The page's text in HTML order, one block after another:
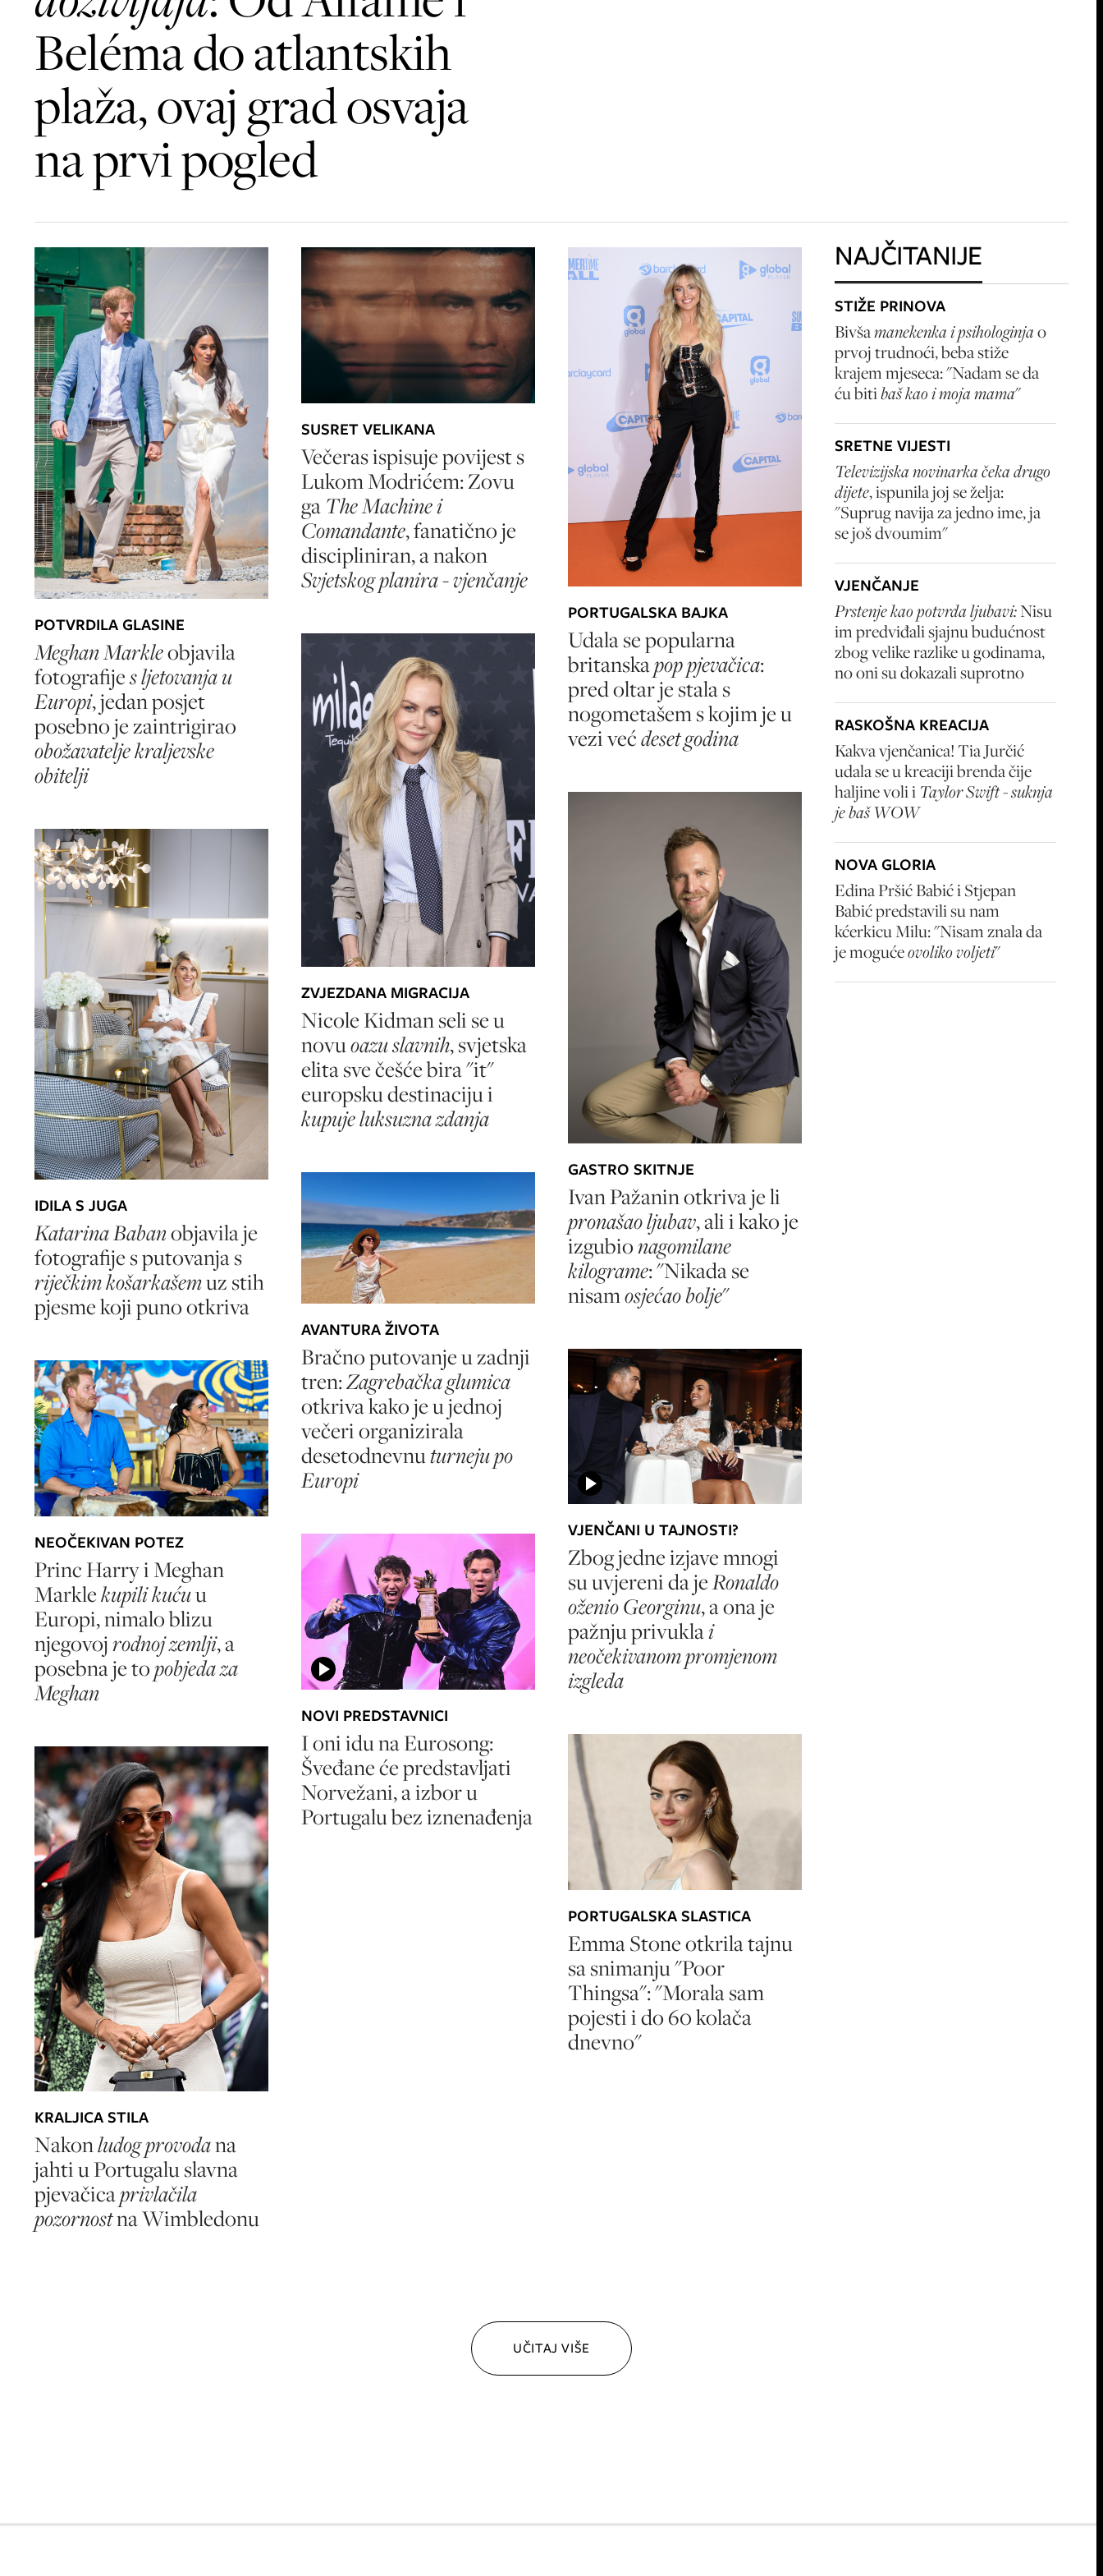
Beléma do atlantskih
plaža, ovaj grad osvaja
na prvi pogled
POTVRDILA GLASINE
Meghan Markleobjavila
fotografijes ljetovanja u
Europi, jedan posjet
posebno je zaintrigirao
obožavatelje kraljevske
obitelji
IDILA S JUGA
Katarina Babanobjavila je
fotografije s putovanja s
riječkim košarkašemuz stih
pjesme koji puno otkriva
NEOČEKIVAN POTEZ
Princ Harry i Meghan
Marklekupili kućuu
Europi, nimalo blizu
njegovojrodnoj zemlji, a
posebna je topobjeda za
Meghan
KRALJICA STILA
Nakonludog provodana
jahti u Portugalu slavna
pjevačicaprivlačila
pozornostna Wimbledonu
SUSRET VELIKANA
Večeras ispisuje povijest s
Lukom Modrićem: Zovu
ga The Machine i
Comandante, fanatično je
discipliniran, a nakon
Svjetskog planira - vjenčanje
ZVJEZDANA MIGRACIJA
Nicole Kidman seli se u
novuoazu slavnih, svjetska
elita sve češće bira "it"
europsku destinaciju i
kupuje luksuzna zdanja
AVANTURA ŽIVOTA
Bračno putovanje u zadnji
tren:Zagrebačka glumica
otkriva kako je u jednoj
večeri organizirala
desetodnevnuturneju po
Europi
NOVI PREDSTAVNICI
I oni idu na Eurosong:
Šveđane će predstavljati
Norvežani, a izbor u
Portugalu bez iznenađenja
PORTUGALSKA BAJKA
Udala se popularna
britanskapop pjevačica:
pred oltar je stala s
nogometašem s kojim je u
vezi većdeset godina
GASTRO SKITNJE
Ivan Pažanin otkriva je li
pronašao ljubav, ali i kako je
izgubionagomilane
kilograme: "Nikada se
nisamosjećao bolje"
VJENČANI U TAJNOSTI?
Zbog jedne izjave mnogi
su uvjereni da jeRonaldo
oženio Georginu, a ona je
pažnju privuklai
neočekivanom promjenom
izgleda
PORTUGALSKA SLASTICA
Emma Stone otkrila tajnu
sa snimanju "Poor
Thingsa": "Morala sam
pojesti i do 60 kolača
dnevno"
NAJČITANIJE
STIŽE PRINOVA
Bivšamanekenka i psihologinjao
prvoj trudnoći, beba stiže
krajem mjeseca: "Nadam se da
ću bitibaš kao i moja mama"
SRETNE VIJESTI
Televizijska novinarka čeka drugo
dijete, ispunila joj se želja:
"Suprug navija za jedno ime, ja
se još dvoumim"
VJENČANJE
Prstenje kao potvrda ljubavi:Nisu
im predviđali sjajnu budućnost
zbog velike razlike u godinama,
no oni su dokazali suprotno
RASKOŠNA KREACIJA
Kakva vjenčanica! Tia Jurčić
udala se u kreaciji brenda čije
haljine voli i Taylor Swift - suknja
je baš WOW
NOVA GLORIA
Edina Pršić Babić i Stjepan
Babić predstavili su nam
kćerkicu Milu: "Nisam znala da
je mogućeovoliko voljeti"
UČITAJ VIŠE